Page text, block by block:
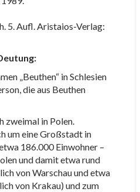
5. Aufl. Aristaios-Verlag:
„Beuthen“ in Schlesien
die aus Beuthen
zweimal in Polen.
um eine Großstadt in
186.000 Einwohner –
und damit etwa rund
von Warschau und etwa
von Krakau) und zum